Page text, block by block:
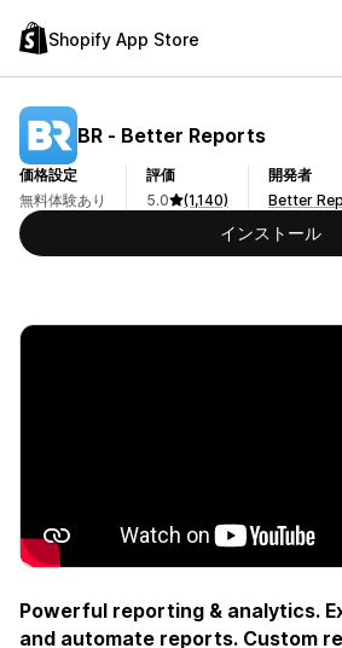
Shopify App Store
BR ‑ Better Reports
価格設定
無料体験あり
評価
5.0
(1,140)
開発者
Better
インストール
Powerful reporting & analytics.
and automate reports. Custom